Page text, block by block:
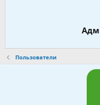
Пользователи